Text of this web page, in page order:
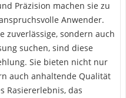
Präzision machen sie zu
Anwender.
zuverlässige, sondern auch
suchen, sind diese
Sie bieten nicht nur
auch anhaltende Qualität
Rasiererlebnis, das